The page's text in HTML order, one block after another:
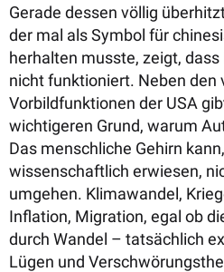
Gerade dessen völlig
der mal als Symbol für
herhalten musste, zeigt,
nicht funktioniert. Neben den
Vorbildfunktionen der USA
wichtigeren Grund, warum
Das menschliche Gehirn
wissenschaftlich erwiesen,
umgehen. Klimawandel,
Inflation, Migration, egal ob
durch Wandel – tatsächlich
Lügen und